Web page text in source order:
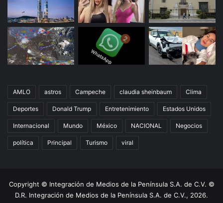
AMLO astros Campeche claudia sheinbaum Clima
Deportes Donald Trump Entretenimiento Estados Unidos
Internacional Mundo México NACIONAL Negocios
política Principal Turismo viral
Copyright © Integración de Medios de la Península S.A. de C.V. ©
D.R. Integración de Medios de la Península S.A. de C.V., 2026.